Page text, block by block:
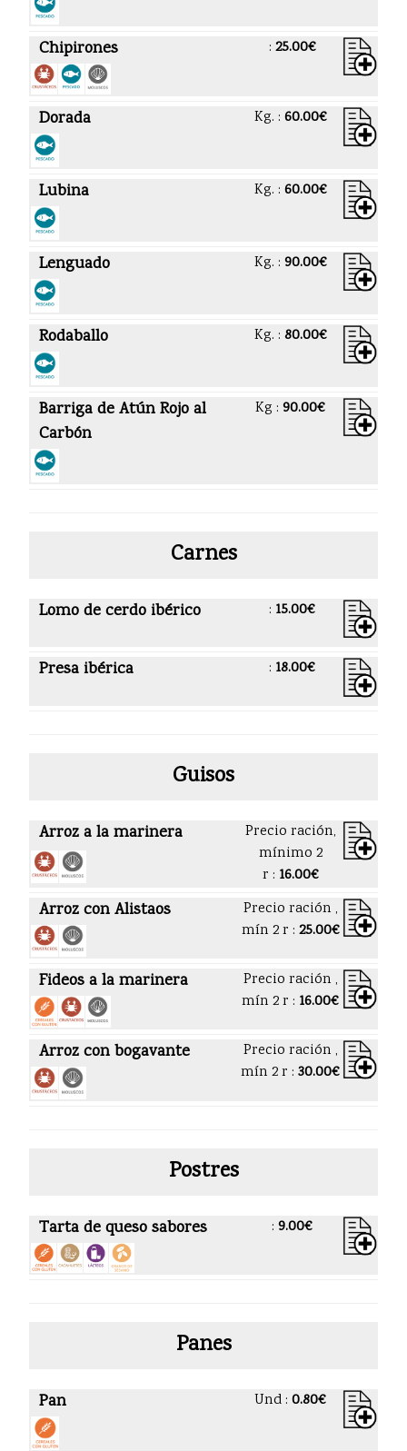
Chipirones : 25.00€
Dorada Kg. : 60.00€
Lubina Kg. : 60.00€
Lenguado Kg. : 90.00€
Rodaballo Kg. : 80.00€
Barriga de Atún Rojo al
Carbón
Kg : 90.00€
Carnes
Lomo de cerdo ibérico : 15.00€
Presa ibérica : 18.00€
Guisos
Arroz a la marinera
Precio ración,
mínimo 2
r : 16.00€
Arroz con Alistaos
Precio ración ,
mín 2 r : 25.00€
Fideos a la marinera
Precio ración ,
mín 2 r : 16.00€
Arroz con bogavante
Precio ración ,
mín 2 r : 30.00€
Postres
Tarta de queso sabores : 9.00€
Panes
Pan Und : 0.80€